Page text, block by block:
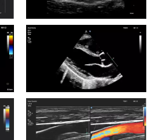
Тканина молочної залози
з множинними
фіброаденомами
Кардіограма в
розгорнутому вигляді